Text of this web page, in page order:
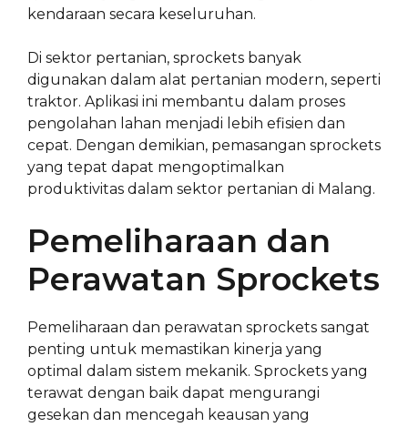
kendaraan secara keseluruhan.
Di sektor pertanian, sprockets banyak
digunakan dalam alat pertanian modern, seperti
traktor. Aplikasi ini membantu dalam proses
pengolahan lahan menjadi lebih efisien dan
cepat. Dengan demikian, pemasangan sprockets
yang tepat dapat mengoptimalkan
produktivitas dalam sektor pertanian di Malang.
Pemeliharaan dan
Perawatan Sprockets
Pemeliharaan dan perawatan sprockets sangat
penting untuk memastikan kinerja yang
optimal dalam sistem mekanik. Sprockets yang
terawat dengan baik dapat mengurangi
gesekan dan mencegah keausan yang